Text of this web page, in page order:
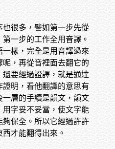
也很多，譬如第一步先從
一步的工作全用音譯。
樣，完全是用音譯過來
呢，再從音裡面去翻它的
還要經過證譯，就是通達
明，看他翻譯的意思有
一層的手續是韻文，韻文
用字妥不妥當，使文字能
夠保全。所以它經過許許
才能翻得出來。